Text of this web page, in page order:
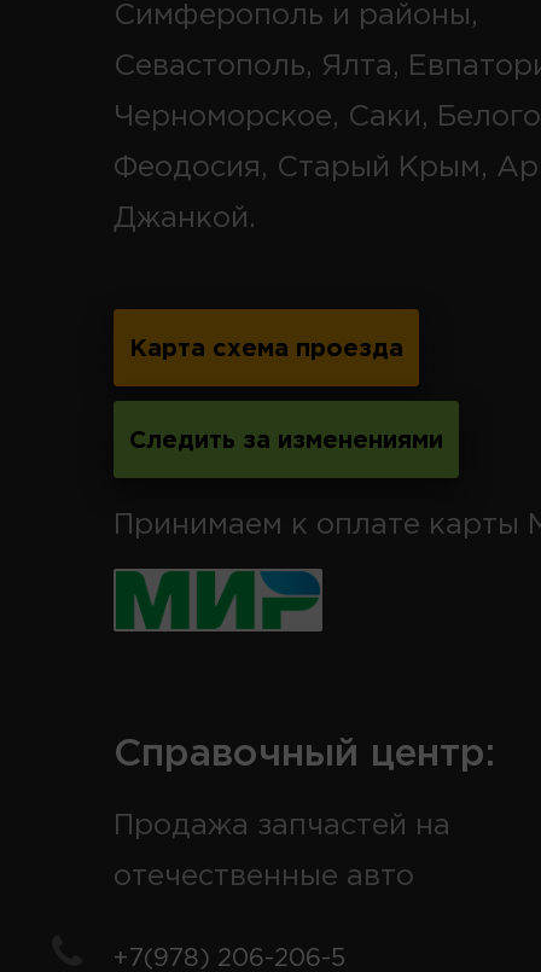
Симферополь и районы,
Севастополь, Ялта,
Черноморское, Саки,
Феодосия, Старый Крым,
Джанкой.
Карта схема проезда
Следить за изменениями
Принимаем к оплате карты
Справочный центр:
Продажа запчастей на
отечественные авто
+7(978) 206-206-5